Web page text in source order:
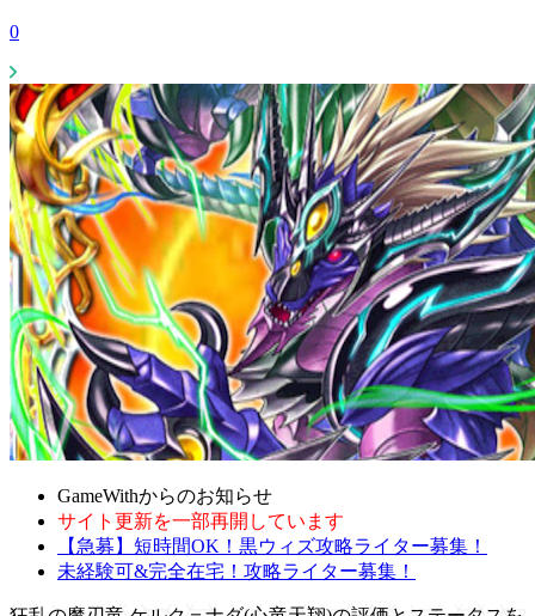
0
GameWithからのお知らせ
サイト更新を一部再開しています
【急募】短時間OK！黒ウィズ攻略ライター募集！
未経験可&完全在宅！攻略ライター募集！